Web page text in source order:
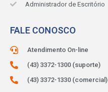
Administrador de Escritório
FALE CONOSCO
Atendimento On-line
(43) 3372-1300 (suporte)
(43) 3372-1330 (comercial)